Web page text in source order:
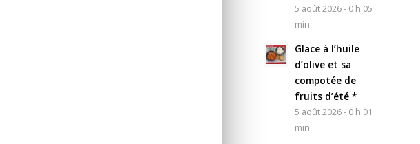
5 août 2026 - 0 h 05
min
Glace à l’huile
d’olive et sa
compotée de
fruits d’été *
5 août 2026 - 0 h 01
min